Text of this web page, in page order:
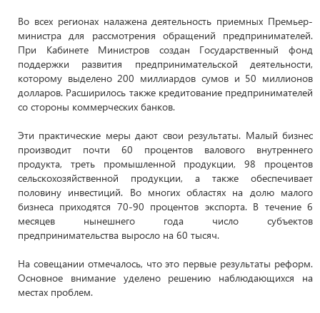
Во всех регионах налажена деятельность приемных Премьер-
министра для рассмотрения обращений предпринимателей.
При Кабинете Министров создан Государственный фонд
поддержки развития предпринимательской деятельности,
которому выделено 200 миллиардов сумов и 50 миллионов
долларов. Расширилось также кредитование предпринимателей
со стороны коммерческих банков.
Эти практические меры дают свои результаты. Малый бизнес
производит почти 60 процентов валового внутреннего
продукта, треть промышленной продукции, 98 процентов
сельскохозяйственной продукции, а также обеспечивает
половину инвестиций. Во многих областях на долю малого
бизнеса приходятся 70-90 процентов экспорта. В течение 6
месяцев нынешнего года число субъектов
предпринимательства выросло на 60 тысяч.
На совещании отмечалось, что это первые результаты реформ.
Основное внимание уделено решению наблюдающихся на
местах проблем.